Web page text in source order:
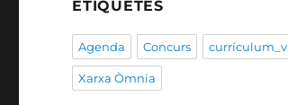
ETIQUETES
Agenda Concurs
Xarxa Òmnia